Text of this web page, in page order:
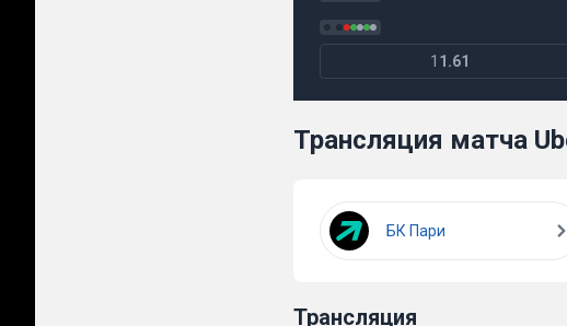
1 1.61
Трансляция матча
БК Пари
Трансляция